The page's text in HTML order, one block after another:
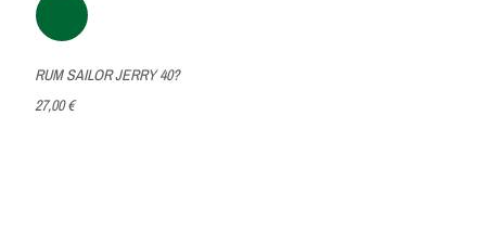
RUM SAILOR JERRY 40?
27,00 €